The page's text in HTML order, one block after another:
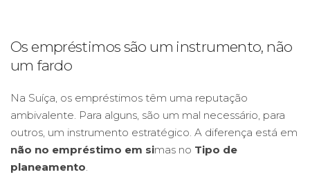
Os empréstimos são um instrumento, não
um fardo
Na Suíça, os empréstimos têm uma reputação
ambivalente. Para alguns, são um mal necessário, para
outros, um instrumento estratégico. A diferença está em
não no empréstimo em simas no Tipo de
planeamento